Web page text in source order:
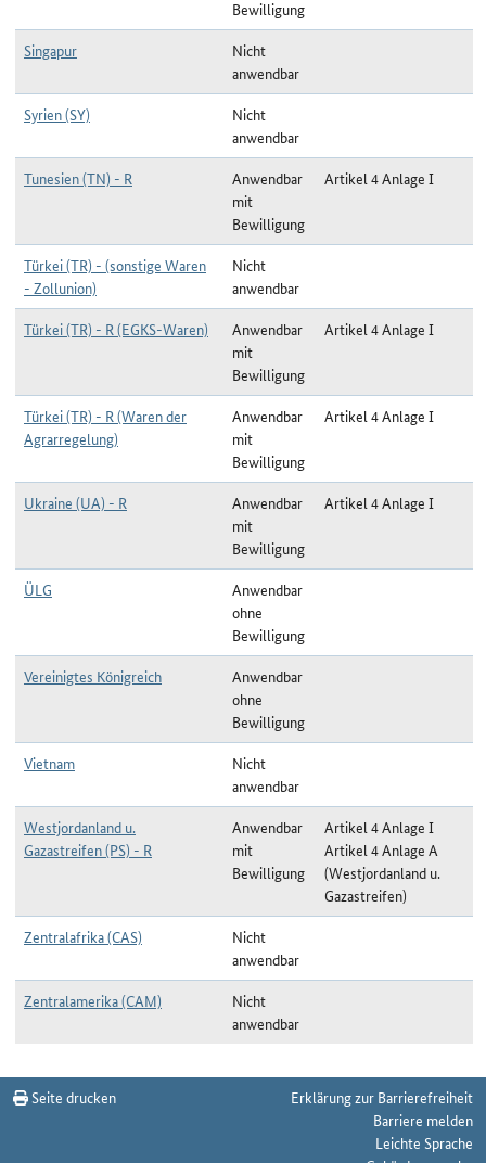
Bewilligung
Singapur
Nicht
anwendbar
Syrien (SY)
Nicht
anwendbar
Tunesien (TN) - R
Anwendbar
mit
Bewilligung
Artikel 4 Anlage I
Türkei (TR) - (sonstige Waren
- Zollunion)
Nicht
anwendbar
Türkei (TR) - R (EGKS-Waren)
Anwendbar
mit
Bewilligung
Artikel 4 Anlage I
Türkei (TR) - R (Waren der
Agrarregelung)
Anwendbar
mit
Bewilligung
Artikel 4 Anlage I
Ukraine (UA) - R
Anwendbar
mit
Bewilligung
Artikel 4 Anlage I
ÜLG
Anwendbar
ohne
Bewilligung
Vereinigtes Königreich
Anwendbar
ohne
Bewilligung
Vietnam
Nicht
anwendbar
Westjordanland u.
Gazastreifen (PS) - R
Anwendbar
mit
Bewilligung
Artikel 4 Anlage I
Artikel 4 Anlage A
(Westjordanland u.
Gazastreifen)
Zentralafrika (CAS)
Nicht
anwendbar
Zentralamerika (CAM)
Nicht
anwendbar
Seite drucken
Erklärung zur Barrierefreiheit
Barriere melden
Leichte Sprache